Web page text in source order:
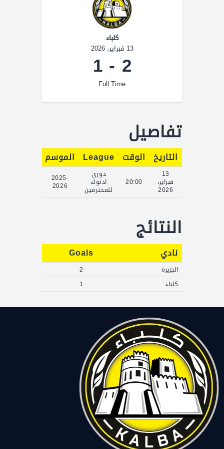
كلباء
13 فبراير، 2026
2
-
1
Full Time
تفاصيل
التاريخ الوقت League الموسم
13
فبراير،
2026
20:00
دوري
ادنوك
للمحترفين
2025-
2026
النتائج
نادي Goals
الجزيرة
2
كلباء
1